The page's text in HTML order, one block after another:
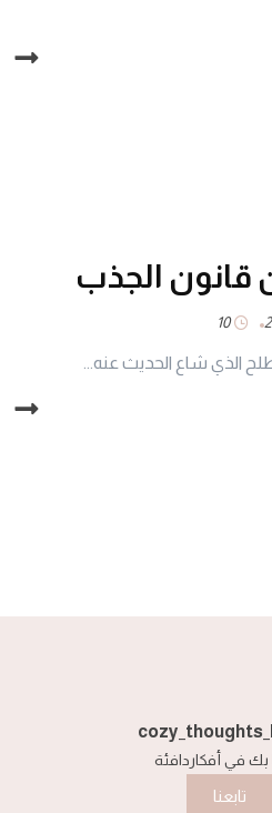
قانون الجذب
10
الذي شاع الحديث عنه...
بك في أفكاردافئة
تابعنا